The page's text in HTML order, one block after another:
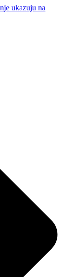
ukazuju na